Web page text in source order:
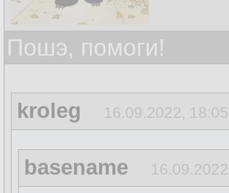
Пошэ, помоги!
kroleg 16.09.2022,
basename